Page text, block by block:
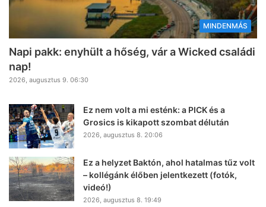
MINDENMÁS
Napi pakk: enyhült a hőség, vár a Wicked családi
nap!
2026, augusztus 9. 06:30
Ez nem volt a mi esténk: a PICK és a
Grosics is kikapott szombat délután
2026, augusztus 8. 20:06
Ez a helyzet Baktón, ahol hatalmas tűz volt
– kollégánk élőben jelentkezett (fotók,
videó!)
2026, augusztus 8. 19:49